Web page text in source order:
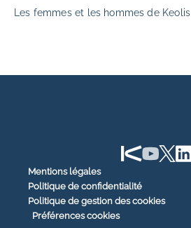
Les femmes et les hommes de Keolis
Mentions légales
Politique de confidentialité
Politique de gestion des cookies
Préférences cookies